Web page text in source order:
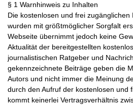
§ 1 Warnhinweis zu Inhalten
Die kostenlosen und frei
wurden mit größtmöglicher Sorgfalt
Webseite übernimmt jedoch keine
Aktualität der bereitgestellten
journalistischen Ratgeber und
gekennzeichnete Beiträge geben die
Autors und nicht immer die Meinung
durch den Aufruf der kostenlosen und
kommt keinerlei Vertragsverhältnis